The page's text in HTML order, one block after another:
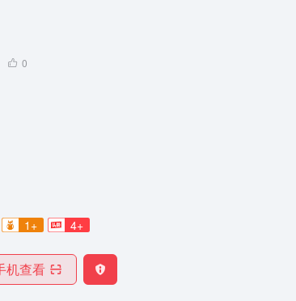
0
1+ 4+
机查看